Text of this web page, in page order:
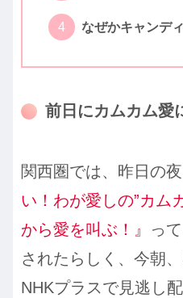
なぜかキャンデ
前日にカムカム愛
関西圏では、昨日の夜
い！わが愛しの”カム
から愛を叫ぶ！』
っ
されたらしく、今朝
NHKプラスで見逃し